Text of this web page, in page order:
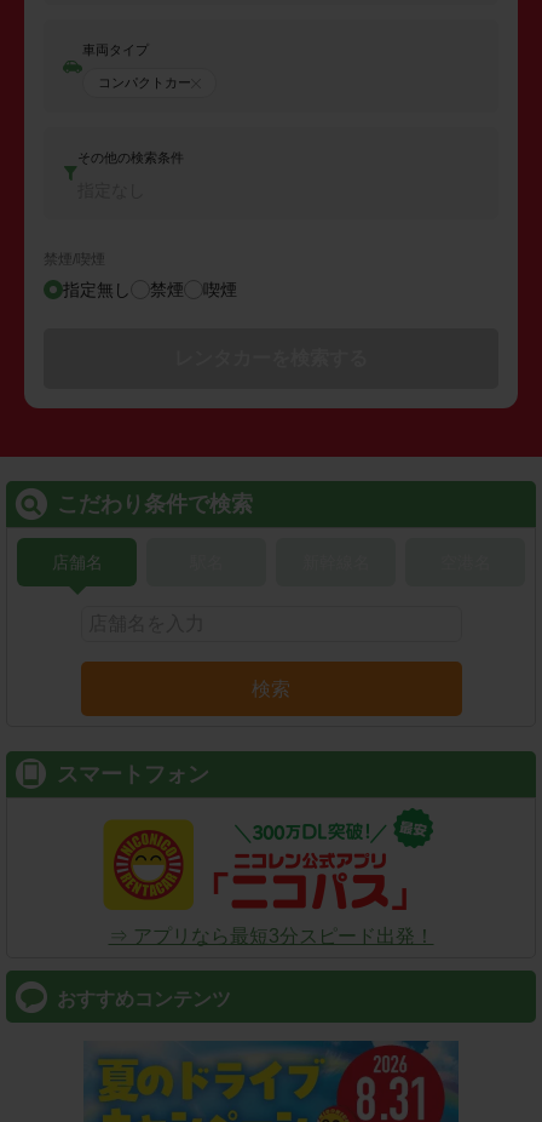
車両タイプ
コンパクトカー
その他の検索条件
禁煙/喫煙
指定無し 禁煙 喫煙
こだわり条件で検索
店舗名
検索
スマートフォン
⇒ アプリなら最短3分スピード出発！
おすすめコンテンツ